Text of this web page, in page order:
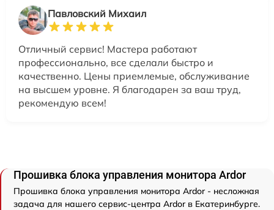
Павловский Михаил
Отличный сервис! Мастера работают
профессионально, все сделали быстро и
качественно. Цены приемлемые, обслуживание
на высшем уровне. Я благодарен за ваш труд,
рекомендую всем!
Прошивка блока управления монитора Ardor
Прошивка блока управления монитора Ardor - несложная
задача для нашего сервис-центра Ardor в Екатеринбурге.